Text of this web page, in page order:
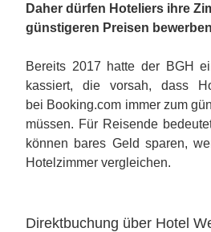
Daher dürfen Hoteliers ihre
günstigeren Preisen
Bereits 2017 hatte der BGH
kassiert, die vorsah, dass
bei Booking.com immer zum
müssen. Für Reisende
können bares Geld sparen,
Hotelzimmer vergleichen.
Direktbuchung über Hotel